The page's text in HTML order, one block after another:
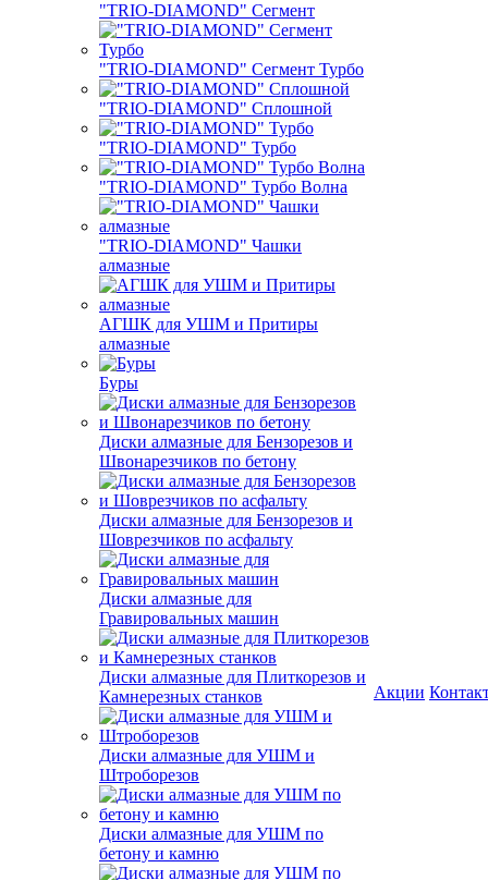
"TRIO-DIAMOND" Сегмент
"TRIO-DIAMOND" Сегмент Турбо
"TRIO-DIAMOND" Сплошной
"TRIO-DIAMOND" Турбо
"TRIO-DIAMOND" Турбо Волна
"TRIO-DIAMOND" Чашки
алмазные
АГШК для УШМ и Притиры
алмазные
Буры
Диски алмазные для Бензорезов и
Швонарезчиков по бетону
Диски алмазные для Бензорезов и
Шоврезчиков по асфальту
Диски алмазные для
Гравировальных машин
Диски алмазные для Плиткорезов и
Камнерезных станков
Диски алмазные для УШМ и
Штроборезов
Диски алмазные для УШМ по
бетону и камню
Акции